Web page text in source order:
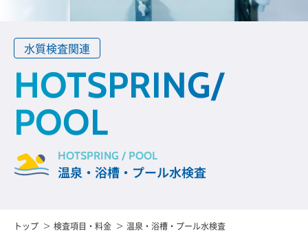
水質検査関連
HOTSPRING / POOL
温泉・浴槽・プール水検査
HOTSPRING/
POOL
トップ 検査項目・料金 温泉・浴槽・プール水検査